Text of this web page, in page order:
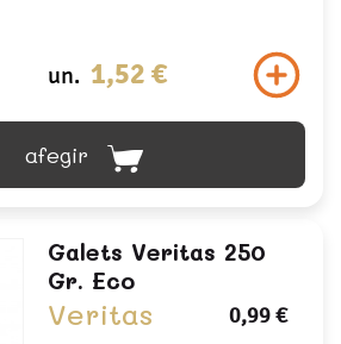
un. 1,52 €
afegir
Galets Veritas 250
Gr. Eco
Veritas 0,99 €